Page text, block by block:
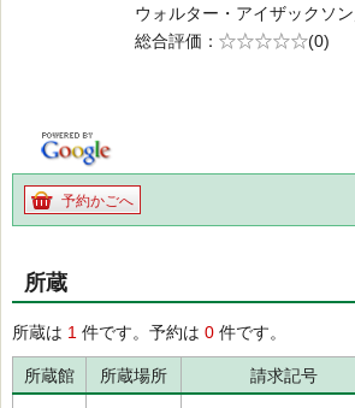
ウォルター・アイザックソ
総合評価
5段階評価
(0)
予約かごへ
所蔵
所蔵は 1 件です。予約は 0 件です。
所蔵館 所蔵場所 請求記号